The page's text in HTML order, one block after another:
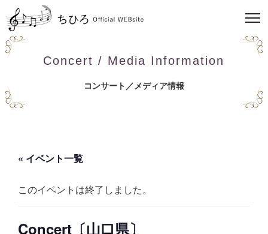
Concert / Media Information
コンサート／メディア情報
« イベント一覧
このイベントは終了しました。
Concert〔山口県〕